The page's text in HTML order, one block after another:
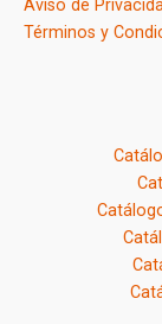
Aviso de
Términos y